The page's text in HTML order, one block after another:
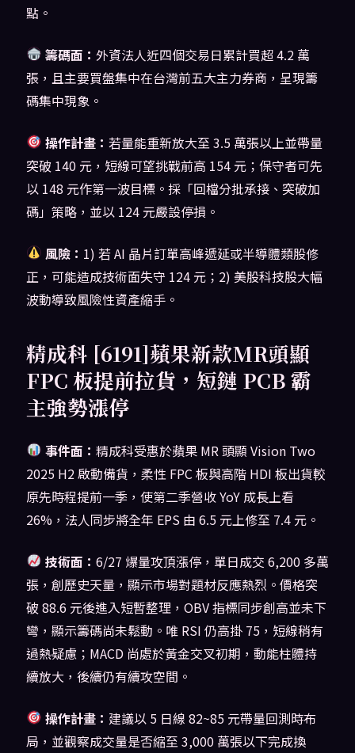
點。
籌碼面： 外資法人近四個交易日累計買超 4.2 萬
張，且主要買盤集中在台灣前五大主力券商，呈現籌
碼集中現象。
操作計畫： 若量能重新放大至 3.5 萬張以上並帶量
突破 140 元，短線可望挑戰前高 154 元；保守者可先
以 148 元作第一波目標。採「回檔分批承接、突破加
碼」策略，並以 124 元嚴設停損。
風險： 1) 若 AI 晶片訂單高峰遞延或半導體類股修
正，可能造成技術面失守 124 元；2) 美股科技股大幅
波動導致風險性資產縮手。
精成科 [6191]蘋果新款MR頭顯
FPC 板提前拉貨，短鏈 PCB 霸
主強勢漲停
事件面： 精成科受惠於蘋果 MR 頭顯 Vision Two
2025 H2 啟動備貨，柔性 FPC 板與高階 HDI 板出貨較
原先時程提前一季，使第二季營收 YoY 成長上看
26%，法人同步將全年 EPS 由 6.5 元上修至 7.4 元。
技術面： 6/27 爆量攻頂漲停，單日成交 6,200 多萬
張，創歷史天量，顯示市場對題材反應熱烈。價格突
破 88.6 元後進入短暫整理，OBV 指標同步創高並未下
彎，顯示籌碼尚未鬆動。唯 RSI 仍高掛 75，短線稍有
過熱疑慮；MACD 尚處於黃金交叉初期，動能柱體持
續放大，後續仍有續攻空間。
操作計畫： 建議以 5 日線 82~85 元帶量回測時布
局，並觀察成交量是否縮至 3,000 萬張以下完成換